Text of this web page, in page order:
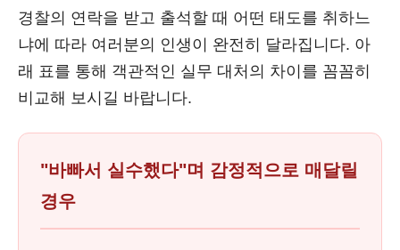
경찰의 연락을 받고 출석할 때 어떤 태도를 취하느
냐에 따라 여러분의 인생이 완전히 달라집니다. 아
래 표를 통해 객관적인 실무 대처의 차이를 꼼꼼히
비교해 보시길 바랍니다.
"바빠서 실수했다"며 감정적으로 매달릴
경우